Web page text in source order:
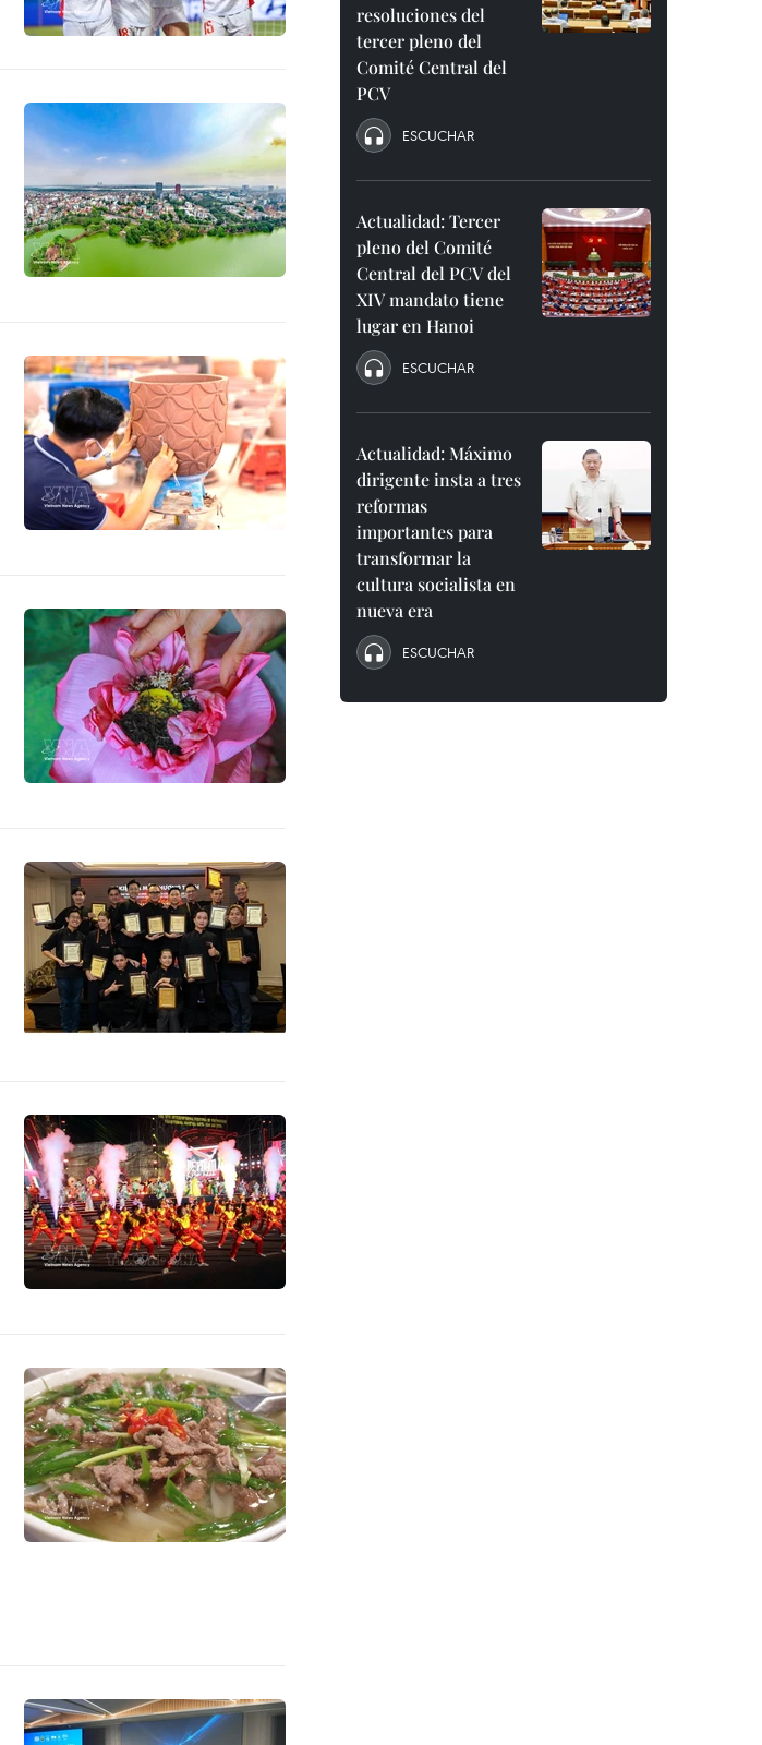
resoluciones del
tercer pleno del
Comité Central del
PCV
ESCUCHAR
Actualidad: Tercer
pleno del Comité
Central del PCV del
XIV mandato tiene
lugar en Hanoi
ESCUCHAR
Actualidad: Máximo
dirigente insta a tres
reformas
importantes para
transformar la
cultura socialista en
nueva era
ESCUCHAR